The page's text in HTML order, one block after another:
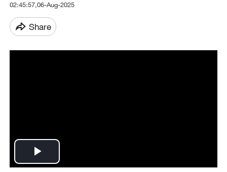
02:45:57,06-Aug-2025
Share
Play